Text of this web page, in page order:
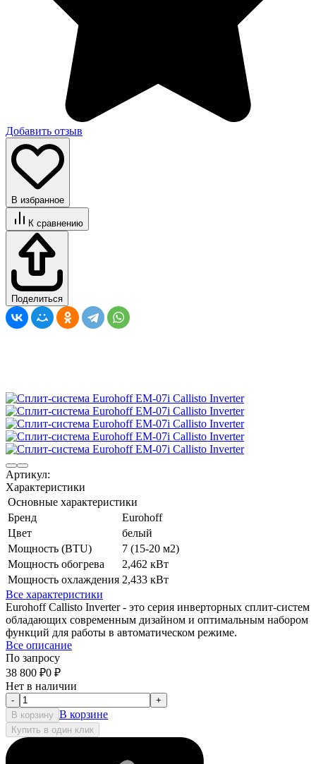
Добавить отзыв
В избранное
К сравнению
Поделиться
Артикул:
Характеристики
Основные характеристики
Бренд
Eurohoff
Цвет
белый
Мощность (BTU)
7 (15-20 м2)
Мощность обогрева
2,462 кВт
Мощность охлаждения 2,433 кВт
Все характеристики
Eurohoff Callisto Inverter - это серия инверторных сплит-систем
обладающих современным дизайном и оптимальным набором
функций для работы в автоматическом режиме.
Все описание
По запросу
38 800 ₽0 ₽
Нет в наличии
-
+
В корзину В корзине
Купить в один клик